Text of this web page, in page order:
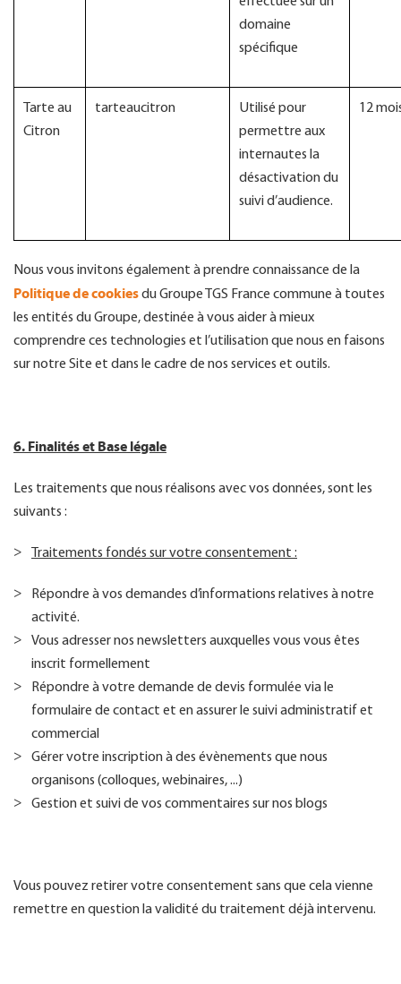
domaine
spécifique
Tarte au
Citron
tarteaucitron
Utilisé pour
permettre aux
internautes la
désactivation du
suivi d’audience.
12
Nous vous invitons également à prendre connaissance de la
Politique de cookiesdu Groupe TGS France commune à toutes
les entités du Groupe, destinée à vous aider à mieux
comprendre ces technologies et l’utilisation que nous en faisons
sur notre Site et dans le cadre de nos services et outils.
6. Finalités et Base légale
Les traitements que nous réalisons avec vos données, sont les
suivants :
Traitements fondés sur votre consentement :
Répondre à vos demandes d’informations relatives à notre
activité.
Vous adresser nos newsletters auxquelles vous vous êtes
inscrit formellement
Répondre à votre demande de devis formulée via le
formulaire de contact et en assurer le suivi administratif et
commercial
Gérer votre inscription à des évènements que nous
organisons (colloques, webinaires, ...)
Gestion et suivi de vos commentaires sur nos blogs
Vous pouvez retirer votre consentement sans que cela vienne
remettre en question la validité du traitement déjà intervenu.